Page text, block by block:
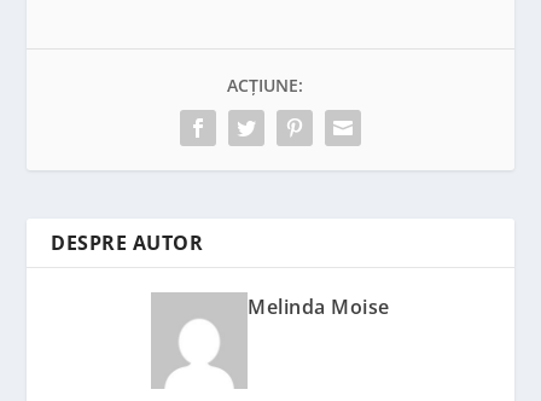
ACȚIUNE:
DESPRE AUTOR
Melinda Moise